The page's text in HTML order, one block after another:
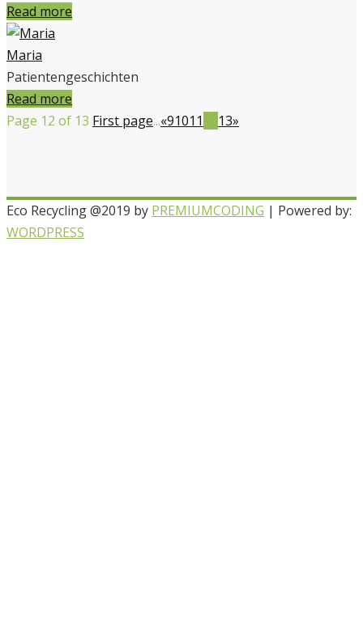
Read more
Maria
Patientengeschichten
Read more
Page 12 of 13 First page...«91011 13»
Eco Recycling @2019 by PREMIUMCODING | Powered by:
WORDPRESS